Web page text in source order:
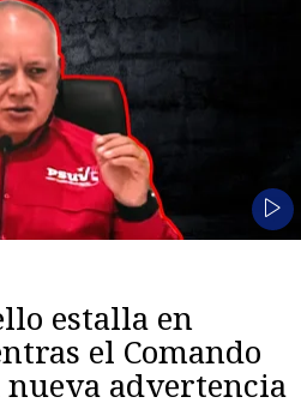
estalla en
el Comando
advertencia